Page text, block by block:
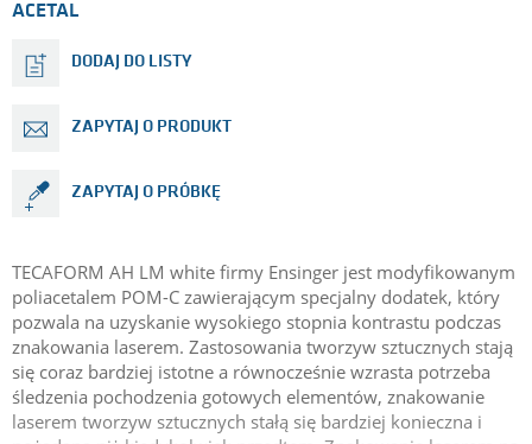
ACETAL
DODAJ DO LISTY
ZAPYTAJ O PRODUKT
ZAPYTAJ O PRÓBKĘ
TECAFORM AH LM white firmy Ensinger jest modyfikowanym
poliacetalem POM-C zawierającym specjalny dodatek, który
pozwala na uzyskanie wysokiego stopnia kontrastu podczas
znakowania laserem. Zastosowania tworzyw sztucznych stają
się coraz bardziej istotne a równocześnie wzrasta potrzeba
śledzenia pochodzenia gotowych elementów, znakowanie
laserem tworzyw sztucznych stałą się bardziej konieczna i